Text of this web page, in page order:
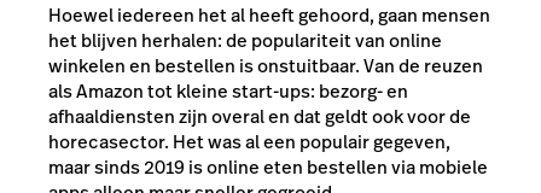
Hoewel iedereen het al heeft gehoord, gaan mensen
het blijven herhalen: de populariteit van online
winkelen en bestellen is onstuitbaar. Van de reuzen
als Amazon tot kleine start-ups: bezorg- en
afhaaldiensten zijn overal en dat geldt ook voor de
horecasector. Het was al een populair gegeven,
maar sinds 2019 is online eten bestellen via mobiele